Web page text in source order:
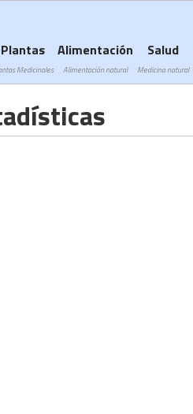
Plantas
Medicinales
Alimentación
Alimentación natural
Salud
Medicina natural